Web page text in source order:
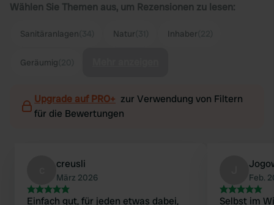
Wählen Sie Themen aus, um Rezensionen zu lesen:
Sanitäranlagen Natur Inhaber
Geräumig
Upgrade auf PRO+ zur Verwendung von Filtern
für die Bewertungen
creusli
März 2026
Einfach gut, für jeden etwas dabei,
Feb.
Selbst im